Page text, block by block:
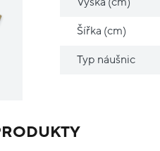
Šířka (cm)
Typ náušnic